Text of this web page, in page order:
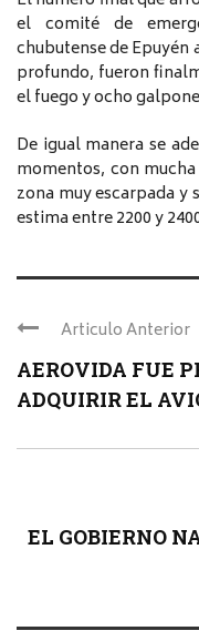
el comité de
chubutense de Epuyén
profundo, fueron
el fuego y ocho
De igual manera se
momentos, con
zona muy escarpada y
estima entre 2200 y
Articulo Anterior
AEROVIDA FUE
ADQUIRIR EL
EL GOBIERNO